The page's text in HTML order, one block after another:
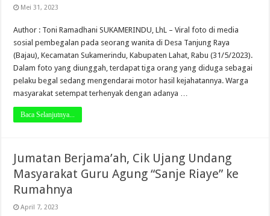
Mei 31, 2023
Author : Toni Ramadhani SUKAMERINDU, LhL – Viral foto di media
sosial pembegalan pada seorang wanita di Desa Tanjung Raya
(Bajau), Kecamatan Sukamerindu, Kabupaten Lahat, Rabu (31/5/2023).
Dalam foto yang diunggah, terdapat tiga orang yang diduga sebagai
pelaku begal sedang mengendarai motor hasil kejahatannya. Warga
masyarakat setempat terhenyak dengan adanya …
Baca Selanjutnya...
Jumatan Berjama’ah, Cik Ujang Undang
Masyarakat Guru Agung “Sanje Riaye” ke
Rumahnya
April 7, 2023